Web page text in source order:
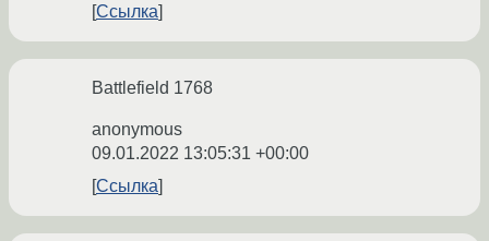
Ссылка
Battlefield 1768
anonymous
09.01.2022 13:05:31 +00:00
Ссылка